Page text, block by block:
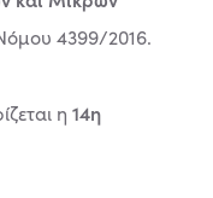
4399/2016.
η 14η